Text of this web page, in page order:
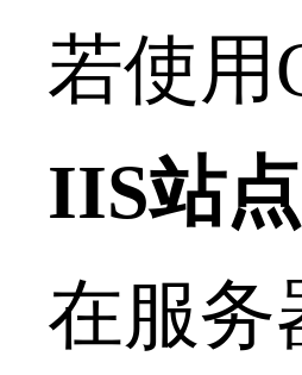
若使用
IIS站
在服务